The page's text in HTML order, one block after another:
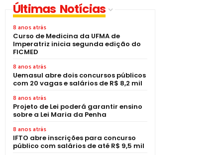
Últimas Notícias
8 anos atrás
Curso de Medicina da UFMA de
Imperatriz inicia segunda edição do
FICMED
8 anos atrás
Uemasul abre dois concursos públicos
com 20 vagas e salários de R$ 8,2 mil
8 anos atrás
Projeto de Lei poderá garantir ensino
sobre a Lei Maria da Penha
8 anos atrás
IFTO abre inscrições para concurso
público com salários de até R$ 9,5 mil